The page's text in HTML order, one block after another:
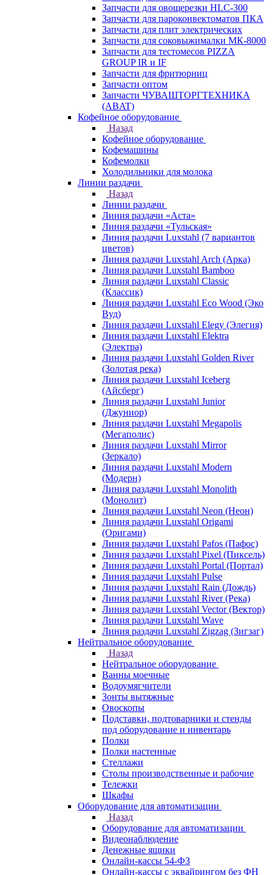
Запчасти для овощерезки HLC-300
Запчасти для пароконвектоматов ПКА
Запчасти для плит электрических
Запчасти для соковыжималки МК-8000
Запчасти для тестомесов PIZZA
GROUP IR и IF
Запчасти для фритюрниц
Запчасти оптом
Запчасти ЧУВАШТОРГТЕХНИКА
(ABAT)
Кофейное оборудование
Назад
Кофейное оборудование
Кофемашины
Кофемолки
Холодильники для молока
Линии раздачи
Назад
Линии раздачи
Линия раздачи «Аста»
Линия раздачи «Тульская»
Линия раздачи Luxstahl (7 вариантов
цветов)
Линия раздачи Luxstahl Arch (Арка)
Линия раздачи Luxstahl Bamboo
Линия раздачи Luxstahl Classic
(Классик)
Линия раздачи Luxstahl Eco Wood (Эко
Вуд)
Линия раздачи Luxstahl Elegy (Элегия)
Линия раздачи Luxstahl Elektra
(Электра)
Линия раздачи Luxstahl Golden River
(Золотая река)
Линия раздачи Luxstahl Iceberg
(Айсберг)
Линия раздачи Luxstahl Junior
(Джуниор)
Линия раздачи Luxstahl Megapolis
(Мегаполис)
Линия раздачи Luxstahl Mirror
(Зеркало)
Линия раздачи Luxstahl Modern
(Модерн)
Линия раздачи Luxstahl Monolith
(Монолит)
Линия раздачи Luxstahl Neon (Неон)
Линия раздачи Luxstahl Origami
(Оригами)
Линия раздачи Luxstahl Pafos (Пафос)
Линия раздачи Luxstahl Pixel (Пиксель)
Линия раздачи Luxstahl Portal (Портал)
Линия раздачи Luxstahl Pulse
Линия раздачи Luxstahl Rain (Дождь)
Линия раздачи Luxstahl River (Река)
Линия раздачи Luxstahl Vector (Вектор)
Линия раздачи Luxstahl Wave
Линия раздачи Luxstahl Zigzag (Зигзаг)
Нейтральное оборудование
Назад
Нейтральное оборудование
Ванны моечные
Водоумягчители
Зонты вытяжные
Овоскопы
Подставки, подтоварники и стенды
под оборудование и инвентарь
Полки
Полки настенные
Стеллажи
Столы производственные и рабочие
Тележки
Шкафы
Оборудование для автоматизации
Назад
Оборудование для автоматизации
Видеонаблюдение
Денежные ящики
Онлайн-кассы 54-ФЗ
Онлайн-кассы с эквайрингом без ФН